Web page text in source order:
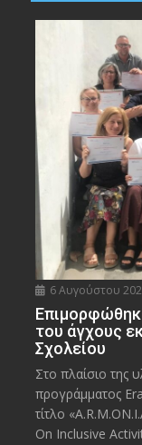
6 Αυγούστου
του άγχους
Σχολείου
Στο πλαίσιο της
προγράμματος
τίτλο
On Inclusive